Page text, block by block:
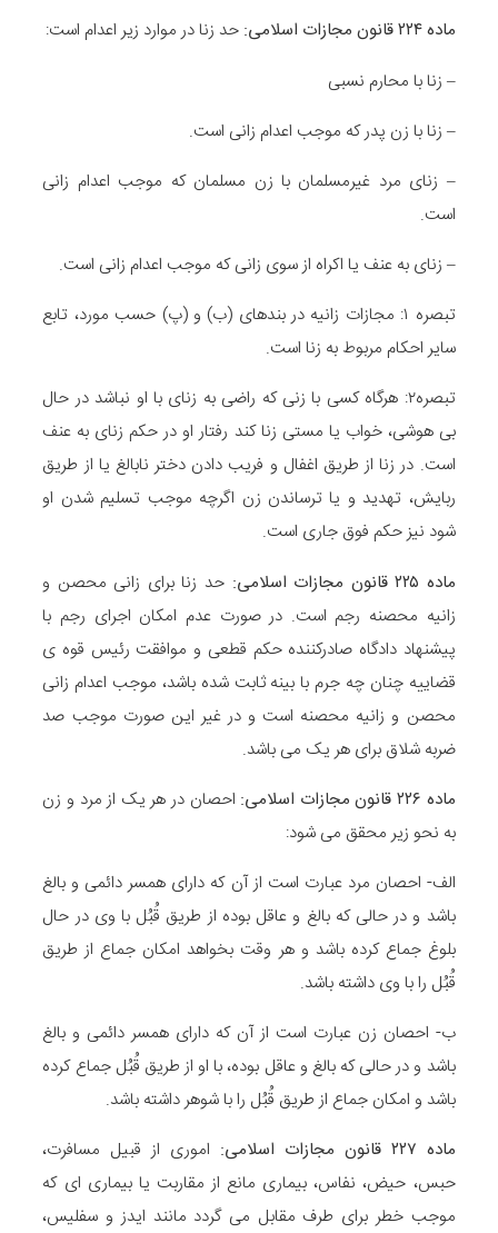
ماده۲۲۴قانون مجازات اسلامی:حد زنا در موارد زیر اعدام است:
– زنا با محارم نسبی
– زنا با زن پدر که موجب اعدام زانی است.
– زنای مرد غیرمسلمان با زن مسلمان که موجب اعدام زانی
است.
– زنای به عنف یا اکراه از سوی زانی که موجب اعدام زانی است.
تبصره ۱: مجازات زانیه در بندهای (ب) و (پ) حسب مورد، تابع
سایر احکام مربوط به زنا است.
تبصره۲: هرگاه کسی با زنی که راضی به زنای با او نباشد در حال
بی هوشی، خواب یا مستی زنا کند رفتار او در حکم زنای به عنف
است. در زنا از طریق اغفال و فریب دادن دختر نابالغ یا از طریق
ربایش، تهدید و یا ترساندن زن اگرچه موجب تسلیم شدن او
شود نیز حکم فوق جاری است.
ماده ۲۲۵قانون مجازات اسلامی: حد زنا برای زانی محصن و
زانیه محصنه رجم است. در صورت عدم امکان اجرای رجم با
پیشنهاد دادگاه صادرکننده حکم قطعی و موافقت رئیس قوه ی
قضاییه چنان چه جرم با بینه ثابت شده باشد، موجب اعدام زانی
محصن و زانیه محصنه است و در غیر این صورت موجب صد
ضربه شلاق برای هر یک می باشد.
ماده ۲۲۶قانون مجازات اسلامی: احصان در هر یک از مرد و زن
به نحو زیر محقق می شود:
الف- احصان مرد عبارت است از آن که دارای همسر دائمی و بالغ
باشد و در حالی که بالغ و عاقل بوده از طریق قُبُل با وی در حال
بلوغ جماع کرده باشد و هر وقت بخواهد امکان جماع از طریق
قُبُل را با وی داشته باشد.
ب- احصان زن عبارت است از آن که دارای همسر دائمی و بالغ
باشد و در حالی که بالغ و عاقل بوده، با او از طریق قُبُل جماع کرده
باشد و امکان جماع از طریق قُبُل را با شوهر داشته باشد.
ماده ۲۲۷ قانون مجازات اسلامی: اموری از قبیل مسافرت،
حبس، حیض، نفاس، بیماری مانع از مقاربت یا بیماری ای که
موجب خطر برای طرف مقابل می گردد مانند ایدز و سفلیس،